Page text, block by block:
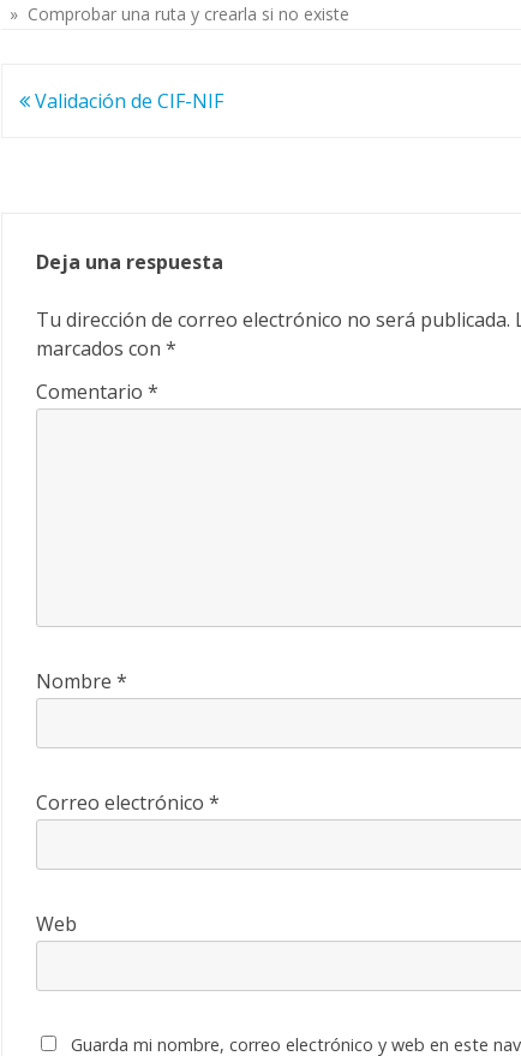
» Comprobar una ruta y crearla si no existe
Navegación
Validación de CIF-NIF
Deja una respuesta
Tu dirección de correo electrónico no será publicada.
marcados con*
Comentario*
Nombre*
Correo electrónico*
Web
Guarda mi nombre, correo electrónico y web en este